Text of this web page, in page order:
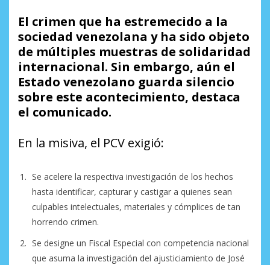
El crimen que ha estremecido a la
sociedad venezolana y ha sido objeto
de múltiples muestras de solidaridad
internacional. Sin embargo, aún el
Estado venezolano guarda silencio
sobre este acontecimiento, destaca
el comunicado.
En la misiva, el PCV exigió:
Se acelere la respectiva investigación de los hechos
hasta identificar, capturar y castigar a quienes sean
culpables intelectuales, materiales y cómplices de tan
horrendo crimen.
Se designe un Fiscal Especial con competencia nacional
que asuma la investigación del ajusticiamiento de José